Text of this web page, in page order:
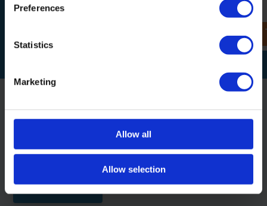
Preferences
Statistics
Marketing
Allow all
Allow selection
27,95
Op werkdagen tussen 09:00 - 13:00